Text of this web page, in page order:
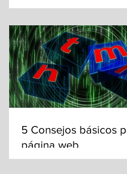
5 Consejos básicos
página web